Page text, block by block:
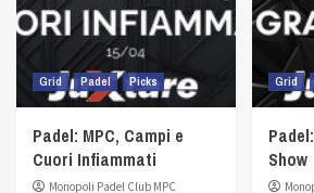
Grid Padel Picks
Padel: MPC, Campi e
Cuori Infiammati
Monopoli Padel Club MPC
Grid
Show